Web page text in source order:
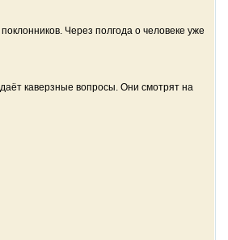
Через полгода о человеке уже
каверзные вопросы. Они смотрят на